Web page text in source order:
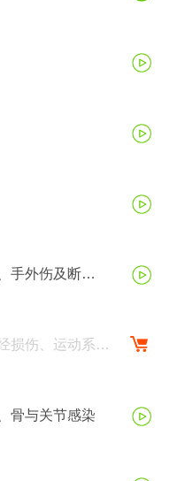
手外伤及断
损伤、运动系统
骨与关节感染